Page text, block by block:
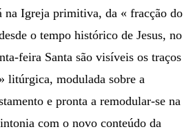
na Igreja primitiva, da « fracção do
o tempo histórico de Jesus, no
feira Santa são visíveis os traços
litúrgica, modulada sobre a
e pronta a remodular-se na
com o novo conteúdo da